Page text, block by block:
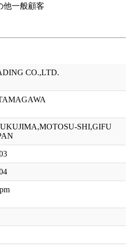
他一般顧客
CO.,LTD.
SHI,GIFU